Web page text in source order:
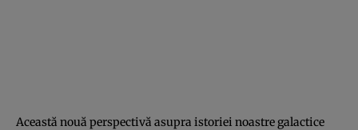
Această nouă perspectivă asupra istoriei noastre galactice